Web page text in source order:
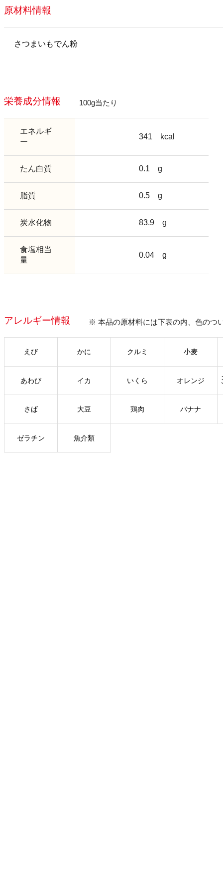
原材料情報
さつまいもでん粉
栄養成分情報 100g当たり
エネルギ
ー
341 kcal
たん白質 0.1 g
脂質 0.5 g
炭水化物 83.9 g
食塩相当
量
0.04 g
アレルギー情報 ※ 本品の原材料には下表の内、色のつ
えび かに クルミ 小麦
あわび イカ いくら オレンジ
さば 大豆 鶏肉 バナナ
ゼラチン 魚介類